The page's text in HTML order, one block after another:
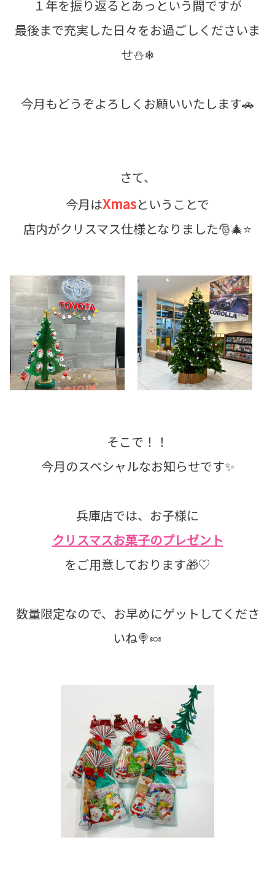
１年を振り返るとあっという間ですが
最後まで充実した日々をお過ごしくださいま
せ⛄❄
今月もどうぞよろしくお願いいたします🚗
さて、
今月はXmasということで
店内がクリスマス仕様となりました🎅🎄⭐
そこで！！
今月のスペシャルなお知らせです✨
兵庫店では、お子様に
クリスマスお菓子のプレゼント
をご用意しております🎁♡
数量限定なので、お早めにゲットしてくださ
いね🍭🍬